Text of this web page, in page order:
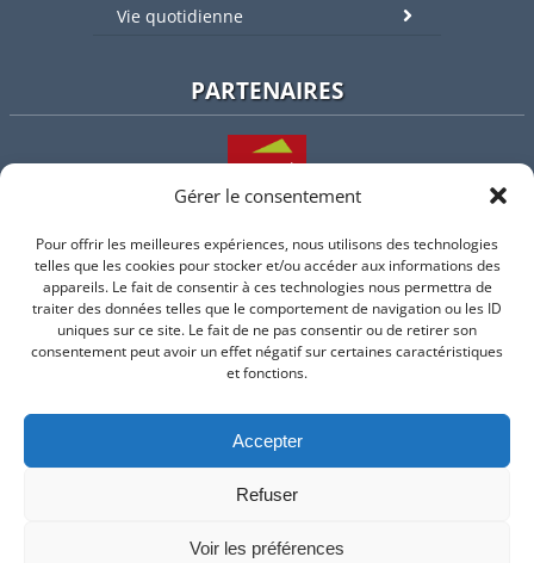
Gérer le consentement
Pour offrir les meilleures expériences, nous utilisons des technologies
telles que les cookies pour stocker et/ou accéder aux informations des
appareils. Le fait de consentir à ces technologies nous permettra de
traiter des données telles que le comportement de navigation ou les ID
uniques sur ce site. Le fait de ne pas consentir ou de retirer son
consentement peut avoir un effet négatif sur certaines caractéristiques
et fonctions.
Accepter
Refuser
Voir les préférences
Vie quotidienne
PARTENAIRES
L'intercommunalité
Intramuros
Suivez-nous sur Facebook
Site